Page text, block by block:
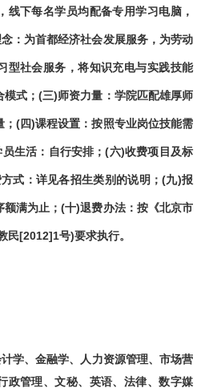
线下每名学员均配备专用学习电脑，
：为首都经济社会发展服务，为劳动
型社会服务，将知识充电与实践技能
模式；(三)师资力量：学院匹配雄厚师
；(四)课程设置：按照专业岗位技能需
员生活：自行安排；(六)收费项目及标
式：详见各招生类别的说明；(九)报
额满为止；(十)退费办法：按《北京市
民[2012]1号)要求执行。
学、金融学、人力资源管理、市场营
政管理、文秘、英语、法律、数字媒